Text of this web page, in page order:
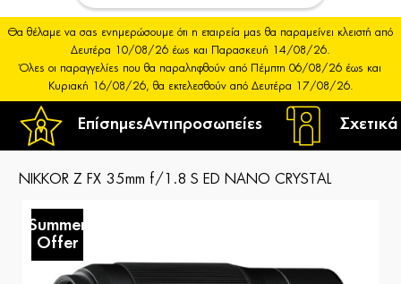
ΕπίσημεςΑντιπροσωπείες
Θα θέλαμε να σας ενημερώσουμε ότι η εταιρεία μας θα παραμείνει κλειστή από
Δευτέρα 10/08/26 έως και Παρασκευή 14/08/26.
Όλες οι παραγγελίες που θα παραληφθούν από Πέμπτη 06/08/26 έως και
Κυριακή 16/08/26, θα εκτελεσθούν από Δευτέρα 17/08/26.
NIKKOR Z FX 35mm f/1.8 S ED NANO CRYSTAL
Summer
Offer